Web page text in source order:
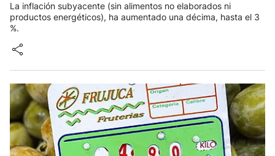
La inflación subyacente (sin alimentos no elaborados ni
productos energéticos), ha aumentado una décima, hasta el 3
%.